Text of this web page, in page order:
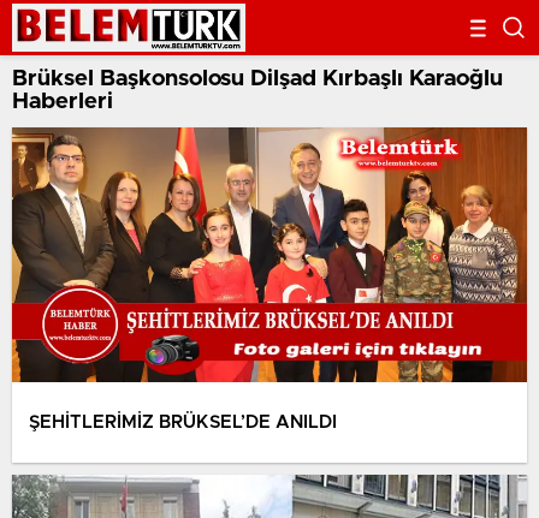
Brüksel Başkonsolosu Dilşad Kırbaşlı Karaoğlu
Haberleri
ŞEHİTLERİMİZ BRÜKSEL’DE ANILDI